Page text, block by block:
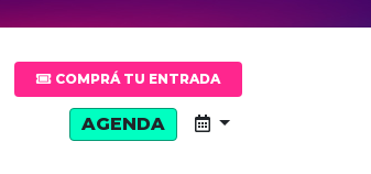
COMPRÁ TU ENTRADA
AGENDA